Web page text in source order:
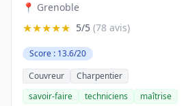
📍 Grenoble
★★★★★ 5/5 (78 avis)
Score : 13.6/20
Couvreur
Charpentier
savoir-faire
techniciens maîtrise